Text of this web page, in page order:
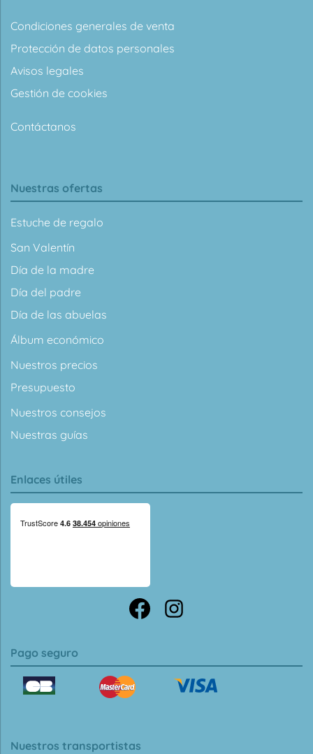
Condiciones generales de venta
Protección de datos personales
Avisos legales
Gestión de cookies
Contáctanos
Nuestras ofertas
Estuche de regalo
San Valentín
Día de la madre
Día del padre
Día de las abuelas
Álbum económico
Nuestros precios
Presupuesto
Nuestros consejos
Nuestras guías
Enlaces útiles
Pago seguro
Nuestros transportistas